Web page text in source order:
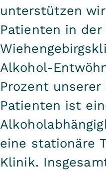
unterstützen
Patienten in der
Alkohol-
Prozent
Patienten ist
eine stationäre
Klinik.